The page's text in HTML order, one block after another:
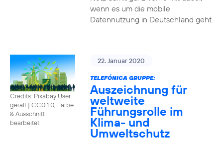
wenn es um die mobile
Datennutzung in Deutschland geht.
Credits: Pixabay User
geralt | CC0 1.0, Farbe
& Ausschnitt
bearbeitet
22. Januar 2020
TELEFÓNICA GRUPPE:
Auszeichnung für
weltweite
Führungsrolle im
Klima- und
Umweltschutz